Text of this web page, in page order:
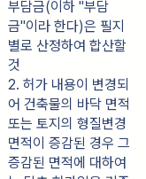
부담금(이하 "부담
금"이라 한다)은 필지
별로 산정하여 합산할
것
2. 허가 내용이 변경되
어 건축물의 바닥 면적
또는 토지의 형질변경
면적이 증감된 경우 그
증감된 면적에 대하여